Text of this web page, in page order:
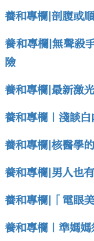
養和專欄|剖腹或
養和專欄|無聲殺
險
養和專欄|最新激
養和專欄｜淺談
養和專欄|核醫學
養和專欄|男人也
養和專欄|「電眼
養和專欄｜準媽媽